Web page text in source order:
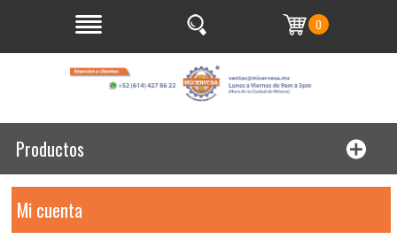
0
Productos
Mi cuenta